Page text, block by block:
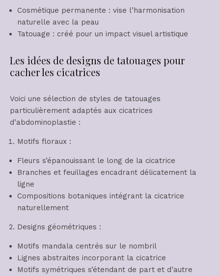
Cosmétique permanente : vise l’harmonisation
naturelle avec la peau
Tatouage : créé pour un impact visuel artistique
Les idées de designs de tatouages pour
cacher les cicatrices
Voici une sélection de styles de tatouages
particulièrement adaptés aux cicatrices
d’abdominoplastie :
Motifs floraux :
Fleurs s’épanouissant le long de la cicatrice
Branches et feuillages encadrant délicatement la
ligne
Compositions botaniques intégrant la cicatrice
naturellement
Designs géométriques :
Motifs mandala centrés sur le nombril
Lignes abstraites incorporant la cicatrice
Motifs symétriques s’étendant de part et d’autre